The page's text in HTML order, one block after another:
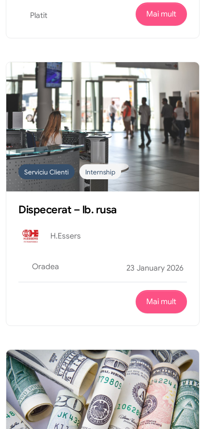
Platit Mai mult
Serviciu Clienti Internship
Dispecerat – lb. rusa
H.Essers
Oradea 23 January 2026
Mai mult